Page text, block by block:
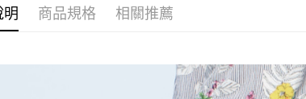
明 商品規格 相關推薦